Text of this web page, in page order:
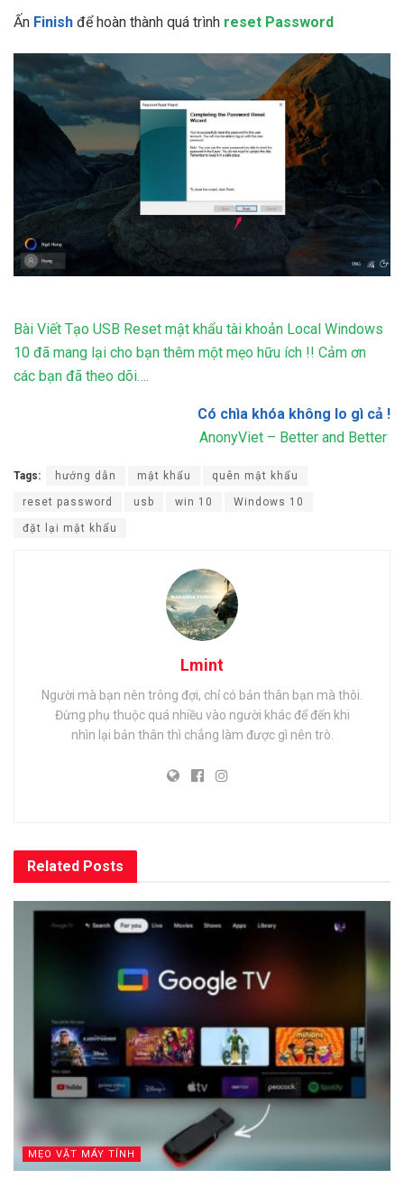
Ấn Finish để hoàn thành quá trình reset Password
Bài Viết Tạo USB Reset mật khẩu tài khoản Local Windows
10 đã mang lại cho bạn thêm một mẹo hữu ích !! Cảm ơn
các bạn đã theo dõi….
Có chìa khóa không lo gì cả !
AnonyViet – Better and Better
Tags: hướng dẫn mật khẩu quên mật khẩu
reset password usb win 10 Windows 10
đặt lại mật khẩu
Lmint
Người mà bạn nên trông đợi, chỉ có bản thân bạn mà thôi.
Đừng phụ thuộc quá nhiều vào người khác để đến khi
nhìn lại bản thân thì chẳng làm được gì nên trò.
Related Posts
MẸO VẶT MÁY TÍNH